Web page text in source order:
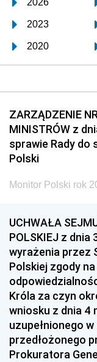
2026
2023
2020
2017
2014
2011
2008
2005
1996
1993
1990
1987
1984
1981
1978
ZARZĄDZENIE
MINISTRÓW z
sprawie Rady do
Polski
Monitor Polski rok
UCHWAŁA
POLSKIEJ z dnia
wyrażenia przez
Polskiej zgody
Króla za czyn
wniosku z dnia 4
uzupełnionego
przedłożonego
Prokuratora